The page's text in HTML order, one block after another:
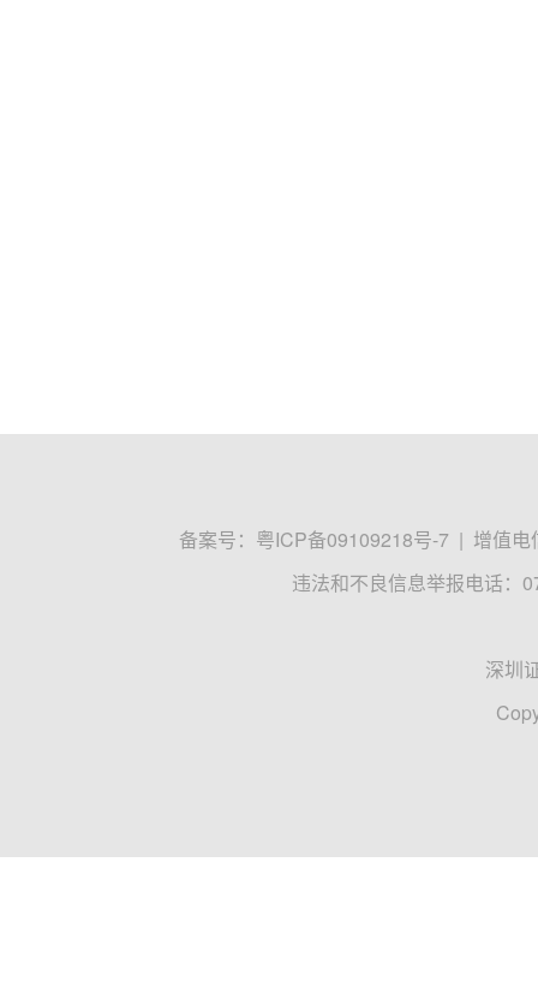
备案号： 粤ICP备09109218号-7 | 增值电
违法和不良信息举报电话：
深圳